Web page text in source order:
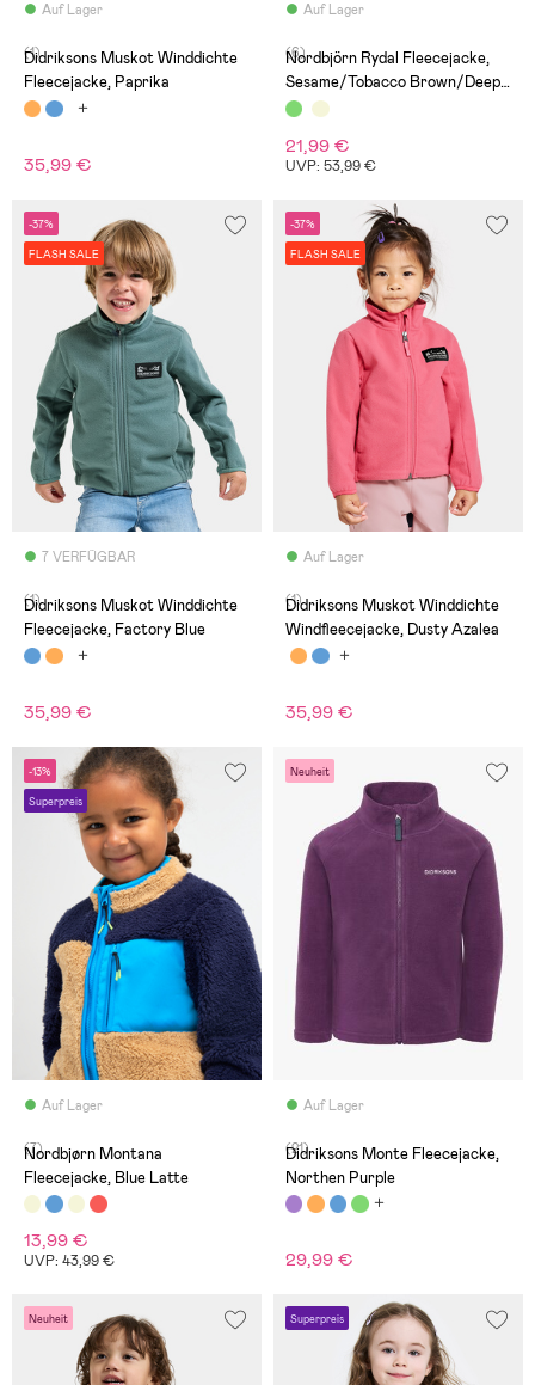
Auf Lager
(1)
Didriksons Muskot Winddichte
Fleecejacke, Paprika
35,99 €
Auf Lager
(6)
Nordbjörn Rydal Fleecejacke,
Sesame/Tobacco Brown/Deep
Depths
21,99 €
UVP: 53,99 €
-37%
FLASH SALE
7 VERFÜGBAR
(1)
Didriksons Muskot Winddichte
Fleecejacke, Factory Blue
35,99 €
-37%
FLASH SALE
Auf Lager
(1)
Didriksons Muskot Winddichte
Windfleecejacke, Dusty Azalea
35,99 €
-13%
Superpreis
Auf Lager
(7)
Nordbjørn Montana
Fleecejacke, Blue Latte
13,99 €
UVP: 43,99 €
Neuheit
Auf Lager
(21)
Didriksons Monte Fleecejacke,
Northen Purple
29,99 €
Neuheit Superpreis